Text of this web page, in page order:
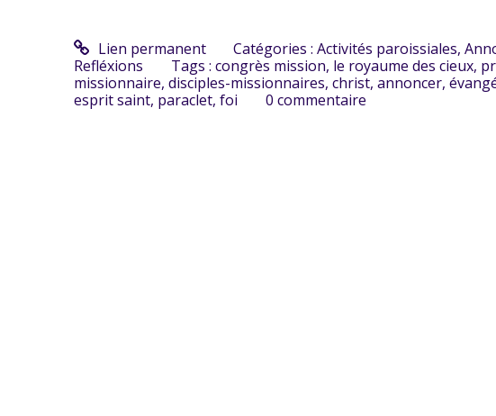
Lien permanent Catégories :Activités paroissiales,
Refléxions
Tags : congrès mission, le royaume des cieux,
missionnaire, disciples-missionnaires, christ, annoncer,
esprit saint, paraclet, foi 0 commentaire